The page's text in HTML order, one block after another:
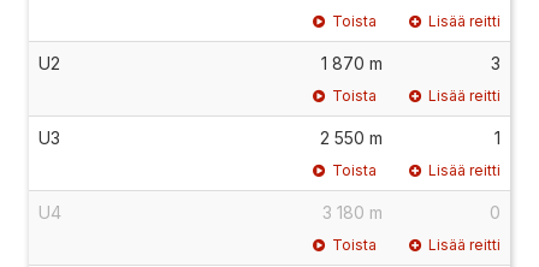
Toista Lisää reitti
U2 1 870 m 3
Toista Lisää reitti
U3 2 550 m 1
Toista Lisää reitti
U4 3 180 m 0
Toista Lisää reitti